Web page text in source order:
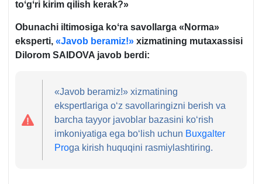
toʻgʻri kirim qilish kerak?»
Obunachi iltimosiga koʻra savollarga «Norma»
eksperti, «Javob beramiz!» хizmatining mutaхassisi
Dilorom SAIDOVA javob berdi:
«Javob beramiz!» хizmatining
ekspertlariga oʻz savollaringizni berish va
barcha tayyor javoblar bazasini koʻrish
imkoniyatiga ega boʻlish uchun Buxgalter
Proga kirish huquqini rasmiylashtiring.